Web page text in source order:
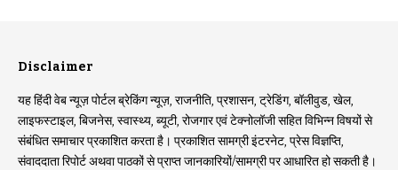
Disclaimer
यह हिंदी वेब न्यूज़ पोर्टल ब्रेकिंग न्यूज़, राजनीति, प्रशासन, ट्रेडिंग, बॉलीवुड, खेल,
लाइफस्टाइल, बिजनेस, स्वास्थ्य, ब्यूटी, रोजगार एवं टेक्नोलॉजी सहित विभिन्न विषयों से
संबंधित समाचार प्रकाशित करता है। प्रकाशित सामग्री इंटरनेट, प्रेस विज्ञप्ति,
संवाददाता रिपोर्ट अथवा पाठकों से प्राप्त जानकारियों/सामग्री पर आधारित हो सकती है।